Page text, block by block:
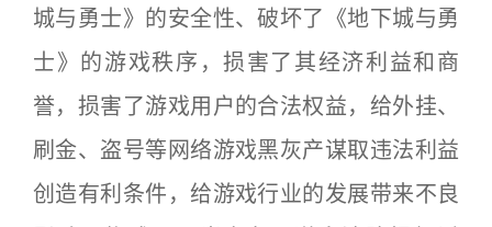
城与勇士》的安全性、破坏了《地下城与勇
士》的游戏秩序，损害了其经济利益和商
誉，损害了游戏用户的合法权益，给外挂、
刷金、盗号等网络游戏黑灰产谋取违法利益
创造有利条件，给游戏行业的发展带来不良